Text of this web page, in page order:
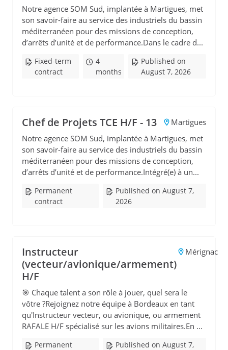
Notre agence SOM Sud, implantée à Martigues, met
son savoir-faire au service des industriels du bassin
méditerranéen pour des missions de conception,
d’arrêts d’unité et de performance.Dans le cadre d...
Fixed-term
contract
4
months
Published on
August 7, 2026
Chef de Projets TCE H/F - 13
Martigues
Notre agence SOM Sud, implantée à Martigues, met
son savoir-faire au service des industriels du bassin
méditerranéen pour des missions de conception,
d’arrêts d’unité et de performance.Intégré(e) à un...
Permanent
contract
Published on August 7,
2026
Instructeur
(vecteur/avionique/armement)
H/F
Mérignac
🎯 Chaque talent a son rôle à jouer, quel sera le
vôtre ?Rejoignez notre équipe à Bordeaux en tant
qu'Instructeur vecteur, ou avionique, ou armement
RAFALE H/F spécialisé sur les avions militaires.En ...
Permanent
Published on August 7,